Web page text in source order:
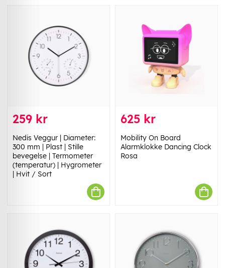
259 kr
Nedis Veggur | Diameter:
300 mm | Plast | Stille
bevegelse | Termometer
(temperatur) | Hygrometer
| Hvit / Sort
625 kr
Mobility On Board
Alarmklokke Dancing Clock
Rosa